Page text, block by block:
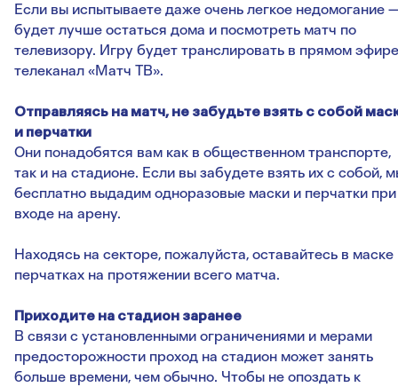
Если вы испытываете даже очень легкое недомогание
будет лучше остаться дома и посмотреть матч по
телевизору. Игру будет транслировать в прямом эфире
телеканал «Матч ТВ».
Отправляясь на матч, не забудьте взять с собой
и перчатки
Они понадобятся вам как в общественном транспорте,
так и на стадионе. Если вы забудете взять их с собой,
бесплатно выдадим одноразовые маски и перчатки при
входе на арену.
Находясь на секторе, пожалуйста, оставайтесь в маске
перчатках на протяжении всего матча.
Приходите на стадион заранее
В связи с установленными ограничениями и мерами
предосторожности проход на стадион может занять
больше времени, чем обычно. Чтобы не опоздать к